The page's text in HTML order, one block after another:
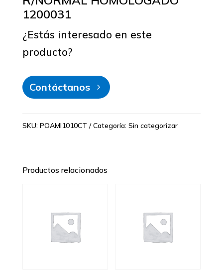
1200031
¿Estás interesado en este
producto?
Contáctanos
SKU: POAMI1010CT Categoría: Sin categorizar
Productos relacionados